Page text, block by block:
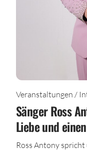
Veranstaltungen /
Sänger Ross
Liebe und
Ross Antony